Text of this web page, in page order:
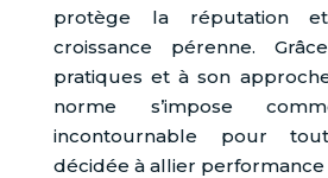
protège la réputation
croissance pérenne.
pratiques et à son
norme s’impose
incontournable pour
décidée à allier